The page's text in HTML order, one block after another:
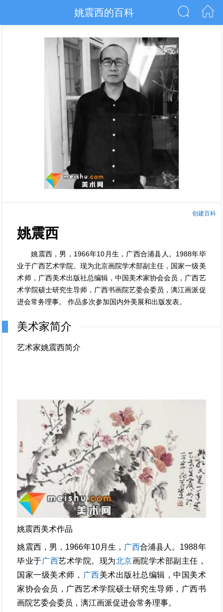
姚震西的百科
创建百科
姚震西
姚震西，男，1966年10月生，广西合浦县人。1988年毕
业于广西艺术学院。现为北京画院学术部副主任，国家一级美
术师，广西美术出版社总编辑，中国美术家协会会员，广西艺
术学院硕士研究生导师，广西书画院艺委会委员，漓江画派促
进会常务理事。 作品多次参加国内外美展和出版发表。
美术家简介
艺术家姚震西简介
姚震西美术作品
姚震西，男，1966年10月生， 广西合浦县人。1988年
毕业于广西艺术学院。现为北京画院学术部副主任，
国家一级美术师， 广西美术出版社总编辑，中国美术
家协会会员，广西艺术学院硕士研究生导师，广西书
画院艺委会委员，漓江画派促进会常务理事。